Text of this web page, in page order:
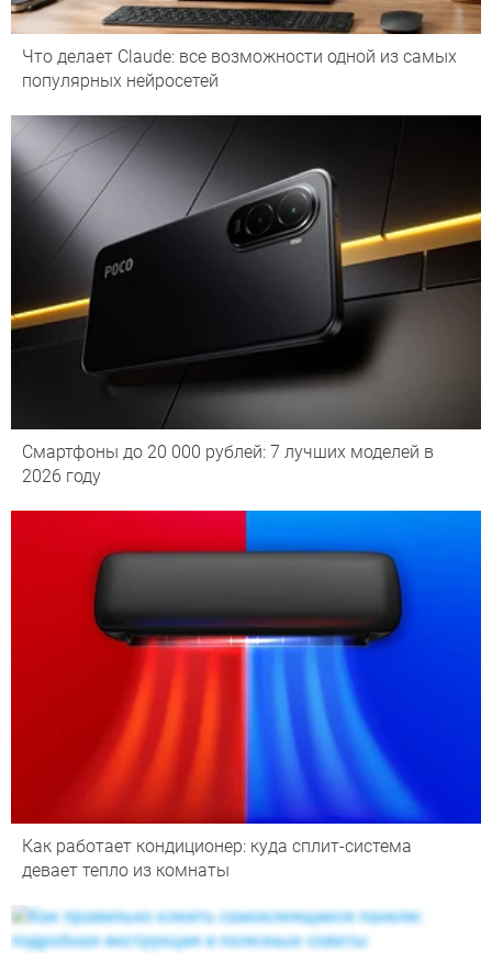
Что делает Сlaude: все возможности одной из самых
популярных нейросетей
Смартфоны до 20 000 рублей: 7 лучших моделей в
2026 году
Как работает кондиционер: куда сплит-система
девает тепло из комнаты